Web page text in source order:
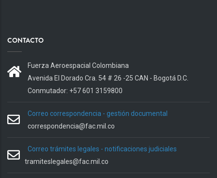
CONTACTO
Fuerza Aeroespacial Colombiana
Avenida El Dorado Cra. 54 # 26 -25 CAN - Bogotá D.C.
Conmutador: +57 601 3159800
Correo correspondencia - gestión documental
correspondencia@fac.mil.co
Correo trámites legales - notificaciones judiciales
tramiteslegales@fac.mil.co